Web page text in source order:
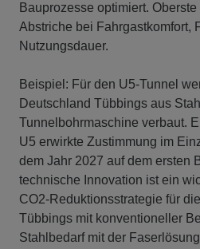
Bauprozesse optimiert.
Abstriche bei Fahrgastkomfort,
Nutzungsdauer.
Beispiel: Für den U5-Tunnel
Deutschland Tübbings aus
Tunnelbohrmaschine verbaut.
U5 erwirkte Zustimmung im
dem Jahr 2027 auf dem ersten
technische Innovation ist ein
CO2-Reduktionsstrategie für
Tübbings mit konventioneller
Stahlbedarf mit der